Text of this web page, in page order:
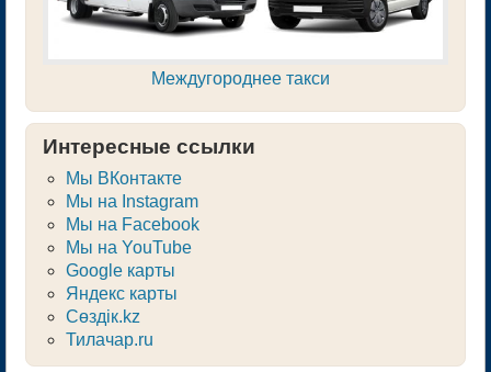
Междугороднее такси
Интересные ссылки
Мы ВКонтакте
Мы на Instagram
Мы на Facebook
Мы на YouTube
Google карты
Яндекс карты
Сөздік.kz
Тилачар.ru